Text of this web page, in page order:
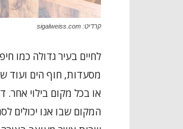
קרדיט: sigalweiss.com
לחיים בעיר גדולה כמו
מסעדות, חוף הים ועוד
או בכל מקום בילוי אחר.
המקום שבו אנו יכולים